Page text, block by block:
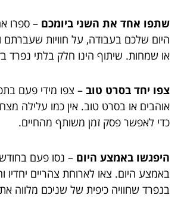
שתפו אחד את השני ביומכם – ספרו
היום שלכם בעבודה, על חוויות שעברתם
או שמחות. שיתוף הינו חלק בלתי נפרד
צפו יחד בסרט טוב – צפו מידי פעם
אוהבים או בסרט טוב. אין כמו עלילה
כדי לאפשר פסק זמן משותף מהחיים.
היפגשו באמצע היום – נסו פעם
באמצע היום. צאו לארוחת צהריים יחדיו
בנפרד שחוויה כיפית של שניכם מלווה